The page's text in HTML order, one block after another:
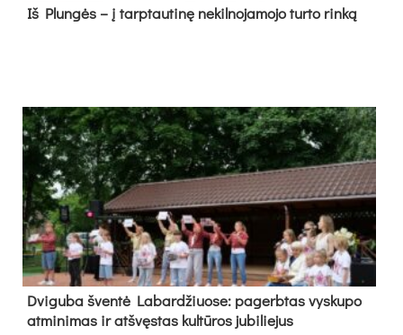
Iš Plungės – į tarptautinę nekilnojamojo turto rinką
Dvi­gu­ba šven­tė La­bar­džiuo­se: pa­gerb­tas vys­ku­po
at­mi­ni­mas ir at­švęs­tas kul­tū­ros ju­bi­lie­jus